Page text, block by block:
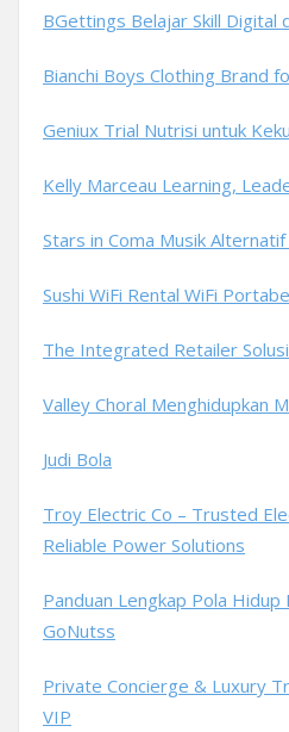
BGettings Belajar Skill Digital
Bianchi Boys Clothing Brand
Geniux Trial Nutrisi untuk
Kelly Marceau Learning,
Stars in Coma Musik
Sushi WiFi Rental WiFi
The Integrated Retailer
Valley Choral Menghidupkan
Judi Bola
Troy Electric Co – Trusted
Reliable Power Solutions
Panduan Lengkap Pola Hidup
GoNutss
Private Concierge & Luxury
VIP